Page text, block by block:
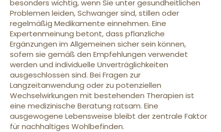
besonders wichtig, wenn Sie unter gesundheitlichen
Problemen leiden, Schwanger sind, stillen oder
regelmäßig Medikamente einnehmen. Eine
Expertenmeinung betont, dass pflanzliche
Ergänzungen im Allgemeinen sicher sein können,
sofern sie gemäß den Empfehlungen verwendet
werden und individuelle Unverträglichkeiten
ausgeschlossen sind. Bei Fragen zur
Langzeitanwendung oder zu potenziellen
Wechselwirkungen mit bestehenden Therapien ist
eine medizinische Beratung ratsam. Eine
ausgewogene Lebensweise bleibt der zentrale Faktor
für nachhaltiges Wohlbefinden.